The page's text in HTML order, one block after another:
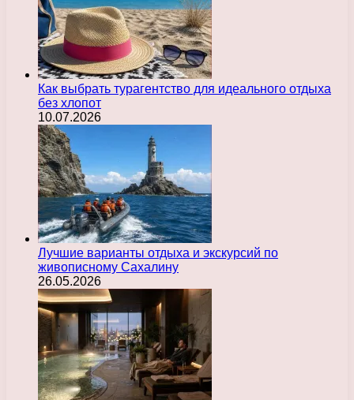
Как выбрать турагентство для идеального отдыха
без хлопот
10.07.2026
Лучшие варианты отдыха и экскурсий по
живописному Сахалину
26.05.2026